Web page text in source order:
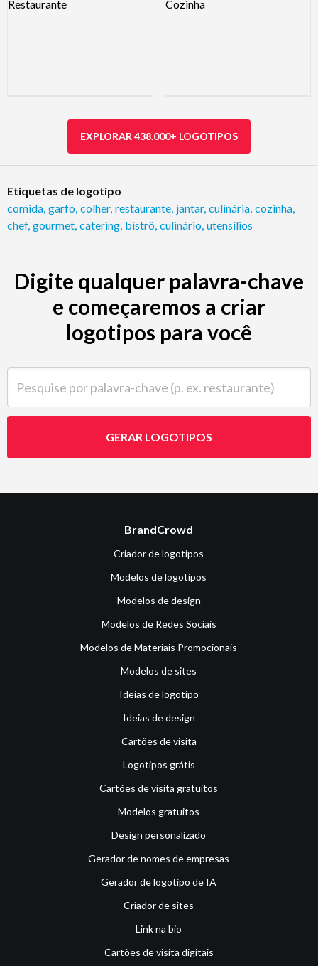
EXPLORAR 438.000+ LOGOTIPOS
Etiquetas de logotipo
comida garfo colher, restaurante jantar, culinária cozinha
chef, gourmet catering bistrô culinário utensílios
Digite qualquer palavra-chave
e começaremos a criar
logotipos para você
GERAR LOGOTIPOS
BrandCrowd
Criador de logotipos
Modelos de logotipos
Modelos de design
Modelos de Redes Sociais
Modelos de Materiais Promocionais
Modelos de sites
Ideias de logotipo
Ideias de design
Cartões de visita
Logotipos grátis
Cartões de visita gratuitos
Modelos gratuitos
Design personalizado
Gerador de nomes de empresas
Gerador de logotipo de IA
Criador de sites
Link na bio
Cartões de visita digitais